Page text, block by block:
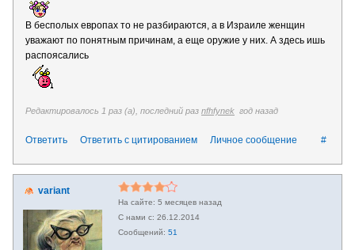
В бесполых европах то не разбираются, а в Израиле женщин
уважают по понятным причинам, а еще оружие у них. А здесь ишь
распоясались
Редактировалось 1 раз (а), последний раз nfhfynek год назад
#
Ответить Ответить с цитированием Личное сообщение
variant
5 месяцев назад
26.12.2014
51